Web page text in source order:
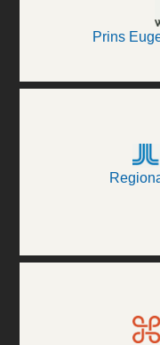
Prins